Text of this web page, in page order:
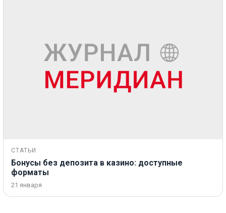
СТАТЬИ
Бонусы без депозита в казино: доступные
форматы
21 января